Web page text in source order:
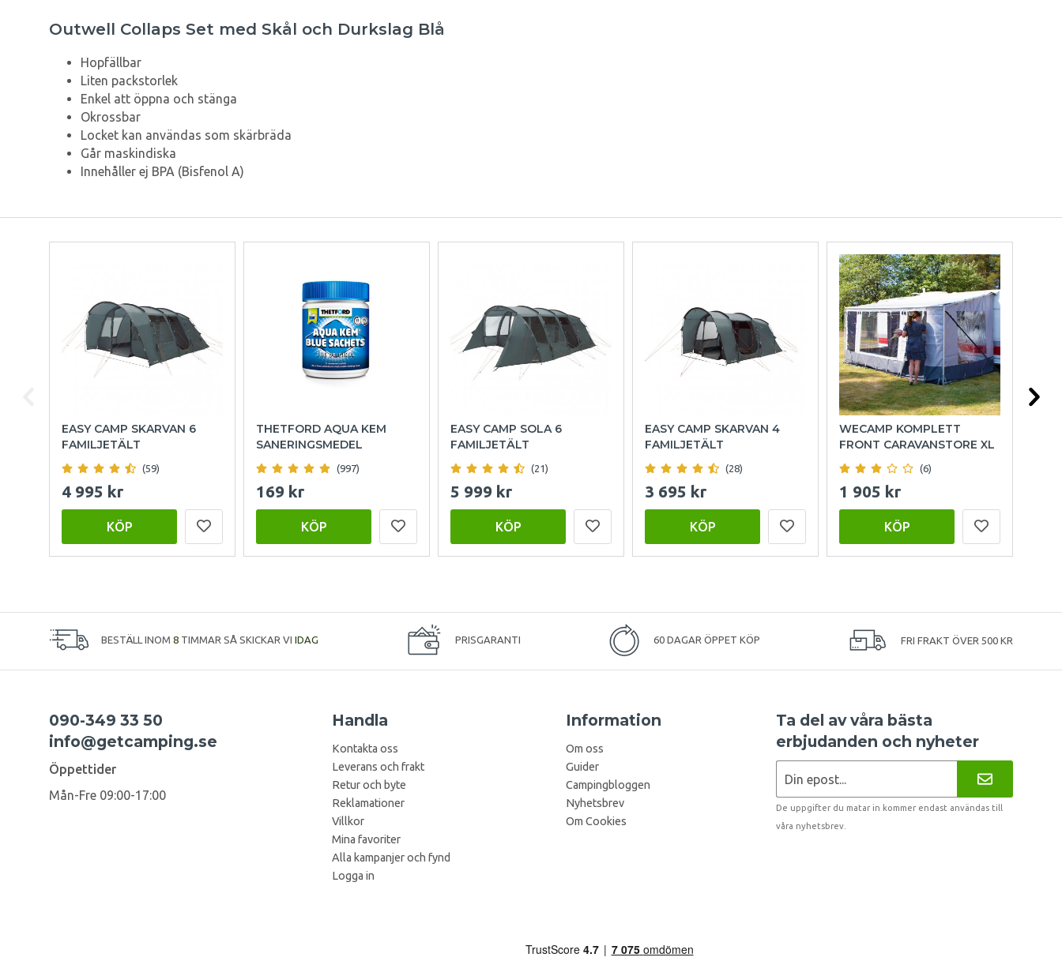
Outwell Collaps Set med Skål och Durkslag Blå
Hopfällbar
Liten packstorlek
Enkel att öppna och stänga
Okrossbar
Locket kan användas som skärbräda
Går maskindiska
Innehåller ej BPA (Bisfenol A)
EASY CAMP SKARVAN 6
FAMILJETÄLT
(59)
4 995 kr
KÖP
THETFORD AQUA KEM
SANERINGSMEDEL
(997)
169 kr
KÖP
EASY CAMP SOLA 6
FAMILJETÄLT
(21)
5 999 kr
KÖP
EASY CAMP SKARVAN 4
FAMILJETÄLT
(28)
3 695 kr
KÖP
WECAMP KOMPLETT
FRONT CARAVANSTORE XL
(6)
1 905 kr
KÖP
BESTÄLL INOM 8 TIMMAR SÅ SKICKAR VI IDAG PRISGARANTI 60 DAGAR ÖPPET KÖP FRI FRAKT ÖVER 500 KR
090-349 33 50
info@getcamping.se
Öppettider
Mån-Fre 09:00-17:00
Handla
Kontakta oss
Leverans och frakt
Retur och byte
Reklamationer
Villkor
Mina favoriter
Alla kampanjer och fynd
Logga in
Information
Om oss
Guider
Campingbloggen
Nyhetsbrev
Om Cookies
Ta del av våra bästa
erbjudanden och nyheter
De uppgifter du matar in kommer endast användas till
våra nyhetsbrev.